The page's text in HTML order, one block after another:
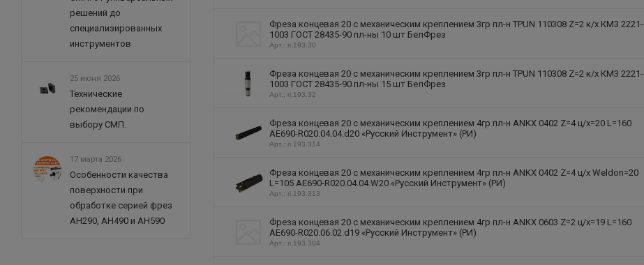
Фреза концевая 20 с механическим креплением 3гр пл-н TPUN 110308 Z=2 к/х КМ3 2221-
1003 ГОСТ 28435-90 пл-ны 10 шт БелФрез
Арт.: ri.193.30
Фреза концевая 20 с механическим креплением 3гр пл-н TPUN 110308 Z=2 к/х КМ3 2221-
1003 ГОСТ 28435-90 пл-ны 15 шт БелФрез
Арт.: ri.193.32
Фреза концевая 20 с механическим креплением 4гр пл-н ANKX 0402 Z=4 ц/х=20 L=160
AE690-R020.04.04.d20 «Русский Инструмент» (РИ)
Арт.: ri.193.314
Фреза концевая 20 с механическим креплением 4гр пл-н ANKX 0402 Z=4 ц/х Weldon=20
L=105 AE690-R020.04.04.W20 «Русский Инструмент» (РИ)
Арт.: ri.193.313
Фреза концевая 20 с механическим креплением 4гр пл-н ANKX 0603 Z=2 ц/х=19 L=160
AE690-R020.06.02.d19 «Русский Инструмент» (РИ)
Арт.: ri.193.304
решений до
специализированных
инструментов
25 июня 2026
Технические
рекомендации по
выбору СМП.
17 марта 2026
Особенности качества
поверхности при
обработке серией фрез
AH290, AH490 и AH590